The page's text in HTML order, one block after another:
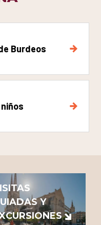
Burdeos
Y